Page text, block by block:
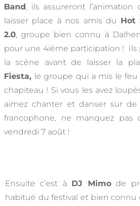
Band , ils assureront l’animation
laisser place à nos amis du Hot
2.0, groupe bien connu à
pour une 4ième participation ! Ils
la scène avant de laisser la
Fiesta, le groupe qui a mis le feu
chapiteau ! Si vous les avez
aimez chanter et danser sur
francophone, ne manquez pas
vendredi 7 août !
Ensuite c’est à DJ Mimode
habitué du festival et bien connu